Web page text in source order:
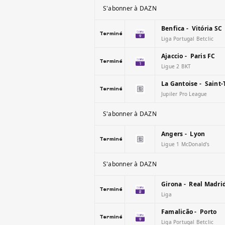
S'abonner à DAZN
Terminé
Benfica - Vitória SC
Liga Portugal Betclic
Terminé
Ajaccio - Paris FC
Ligue 2 BKT
Terminé
La Gantoise - Saint-
Jupiler Pro League
S'abonner à DAZN
Terminé
Angers - Lyon
Ligue 1 McDonald's
S'abonner à DAZN
Terminé
Girona - Real
Liga
Terminé
Famalicão - Porto
Liga Portugal Betclic